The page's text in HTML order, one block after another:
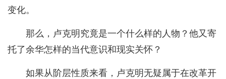
变化。
那么，卢克明究竟是一个什么样的人物？他又寄
托了余华怎样的当代意识和现实关怀？
如果从阶层性质来看，卢克明无疑属于在改革开